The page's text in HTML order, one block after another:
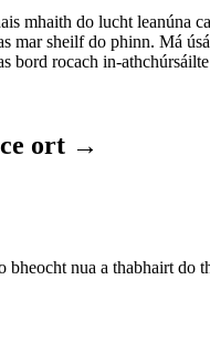
mhaith do lucht leanúna
mar sheilf do phinn. Má
rocach in-
ort →
nua a thabhairt do